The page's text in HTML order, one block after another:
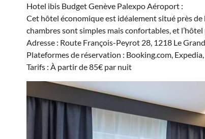
Hotel ibis Budget Genève Palexpo Aéroport :
Cet hôtel économique est idéalement situé près
chambres sont simples mais confortables, et
Adresse : Route François-Peyrot 28, 1218 Le
Plateformes de réservation : Booking.com,
Tarifs : À partir de 85€ par nuit